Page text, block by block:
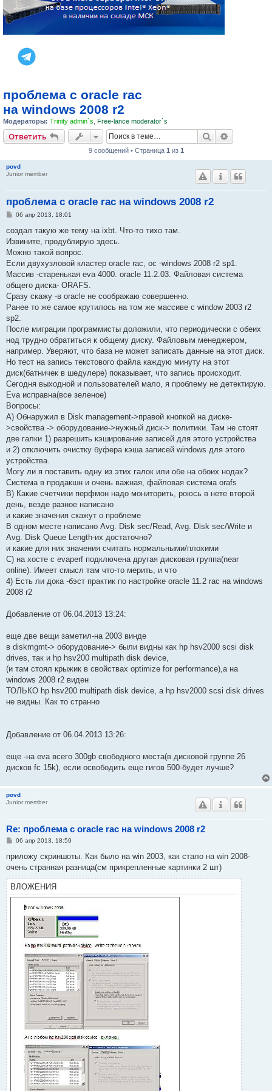
проблема с oracle rac
на windows 2008 r2
Модераторы: Trinity admin`s Free-lance moderator`s
Ответить Поиск
9 сообщений • Страница 1 из 1
povd
Junior member
проблема с oracle rac на windows 2008 r2
С
о
щ
е
и
е
06 апр 2013, 18:01
создал такую же тему на ixbt. Что-то тихо там.
Извините, продублирую здесь.
Можно такой вопрос.
Если двухузловой кластер oracle rac, oc -windows 2008 r2 sp1.
Массив -старенькая eva 4000. oracle 11.2.03. Файловая система
общего диска- ORAFS.
Сразу скажу -в oracle не соображаю совершенно.
Ранее то же самое крутилось на том же массиве с window 2003 r2
sp2.
После миграции программисты доложили, что периодически с обеих
нод трудно обратиться к общему диску. Файловым менеджером,
например. Уверяют, что база не может записать данные на этот диск.
Но тест на запись текстового файла каждую минуту на этот
диск(батничек в шедулере) показывает, что запись происходит.
Сегодня выходной и пользователей мало, я проблему не детектирую.
Eva исправна(все зеленое)
Вопросы:
A) Обнаружил в Disk management->правой кнопкой на диске-
>свойства -> оборудование->нужный диск-> политики. Там не стоят
две галки 1) разрешить кэширование записей для этого устройства
и 2) отключить очистку буфера кэша записей windows для этого
устройства.
Могу ли я поставить одну из этих галок или обе на обоих нодах?
Система в продакшн и очень важная, файловая система orafs
В) Какие счетчики перфмон надо мониторить, роюсь в нете второй
день, везде разное написано
и какие значения скажут о проблеме
В одном месте написано Avg. Disk sec/Read, Avg. Disk sec/Write и
Avg. Disk Queue Length-их достаточно?
и какие для них значения считать нормальными/плохими
С) на хосте с evaperf подключена другая дисковая группа(near
online). Имеет смысл там что-то мерить, и что
4) Есть ли дока -бэст практик по настройке oracle 11.2 rac на windows
2008 r2
Добавление от 06.04.2013 13:24:
еще две вещи заметил-на 2003 винде
в diskmgmt-> оборудование-> были видны как hp hsv2000 scsi disk
drives, так и hp hsv200 multipath disk device,
(и там стоял крыжик в свойствах optimize for performance),а на
windows 2008 r2 виден
ТОЛЬКО hp hsv200 multipath disk device, а hp hsv2000 scsi disk drives
не видны. Как то странно
Добавление от 06.04.2013 13:26:
еще -на eva всего 300gb свободного места(в дисковой группе 26
дисков fc 15k), если освободить еще гигов 500-будет лучше?
povd
Junior member
Re: проблема с oracle rac на windows 2008 r2
С
о
щ
н
и
е
06 апр 2013, 18:59
приложу скриншоты. Как было на win 2003, как стало на win 2008-
очень странная разница(см прикрепленные картинки 2 шт)
ВЛОЖЕНИЯ